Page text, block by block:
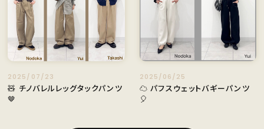
2025/07/23
🧸 チノバレルレッグタックパンツ
🤎
2025/06/25
☁️ パフスウェットバギーパンツ
🎈